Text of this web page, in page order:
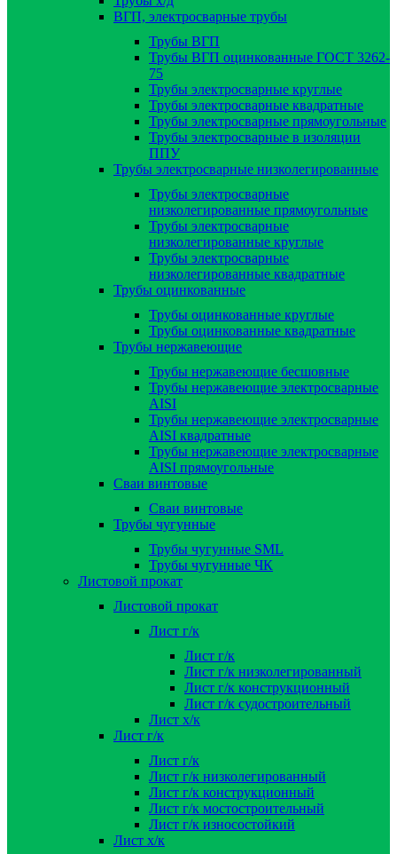
ВГП, электросварные трубы
Трубы ВГП
Трубы ВГП оцинкованные ГОСТ 3262-
75
Трубы электросварные круглые
Трубы электросварные квадратные
Трубы электросварные прямоугольные
Трубы электросварные в изоляции
ППУ
Трубы электросварные низколегированные
Трубы электросварные
низколегированные прямоугольные
Трубы электросварные
низколегированные круглые
Трубы электросварные
низколегированные квадратные
Трубы оцинкованные
Трубы оцинкованные круглые
Трубы оцинкованные квадратные
Трубы нержавеющие
Трубы нержавеющие бесшовные
Трубы нержавеющие электросварные
AISI
Трубы нержавеющие электросварные
AISI квадратные
Трубы нержавеющие электросварные
AISI прямоугольные
Сваи винтовые
Сваи винтовые
Трубы чугунные
Трубы чугунные SML
Трубы чугунные ЧК
Листовой прокат
Листовой прокат
Лист г/к
Лист г/к
Лист г/к низколегированный
Лист г/к конструкционный
Лист г/к судостроительный
Лист х/к
Лист г/к
Лист г/к
Лист г/к низколегированный
Лист г/к конструкционный
Лист г/к мостостроительный
Лист г/к износостойкий
Лист х/к